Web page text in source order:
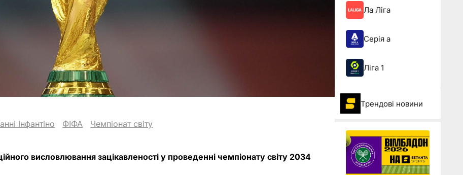
Інфантіно ФІФА Чемпіонат світу
висловлювання зацікавленості у проведенні чемпіонату світу 2034
Ла Ліга
Серія а
Ліга 1
Трендові новини